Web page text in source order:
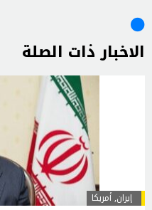
الاخبار ذات الصلة
إيران,أمريكا